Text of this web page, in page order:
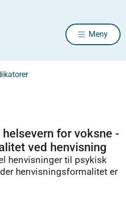
Meny
for voksne -
ved henvisning
henvisninger til psykisk
henvisningsformalitet er